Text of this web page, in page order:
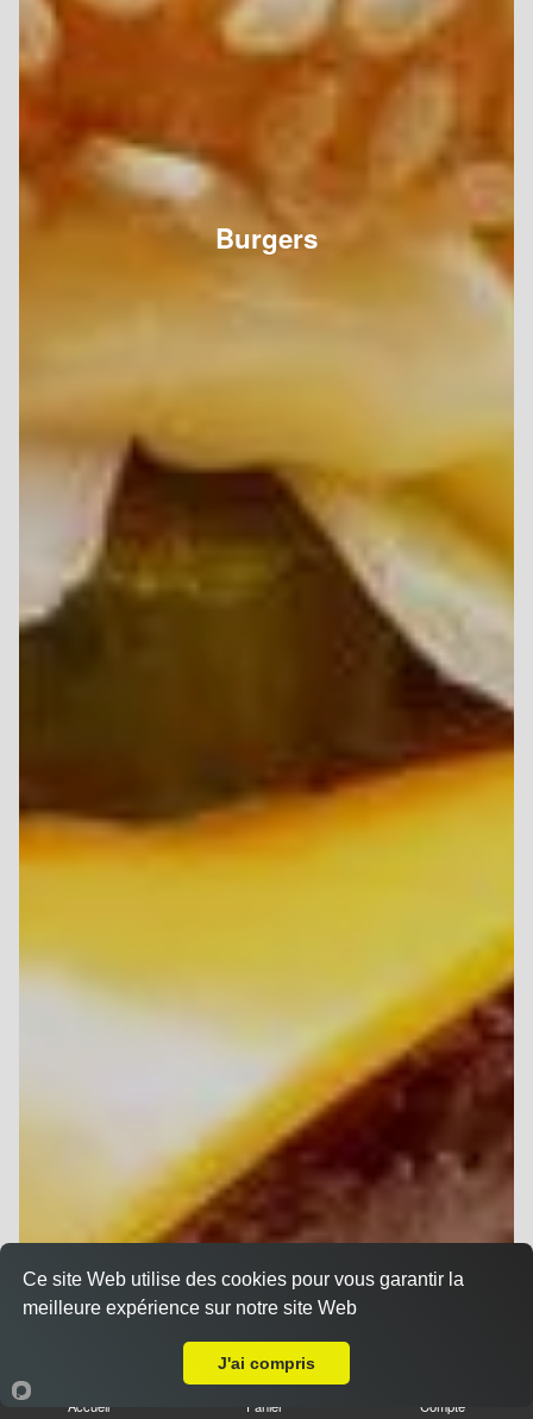
Burgers
Accueil Panier Compte
Ce site Web utilise des cookies pour vous garantir la
meilleure expérience sur notre site Web
J'ai compris